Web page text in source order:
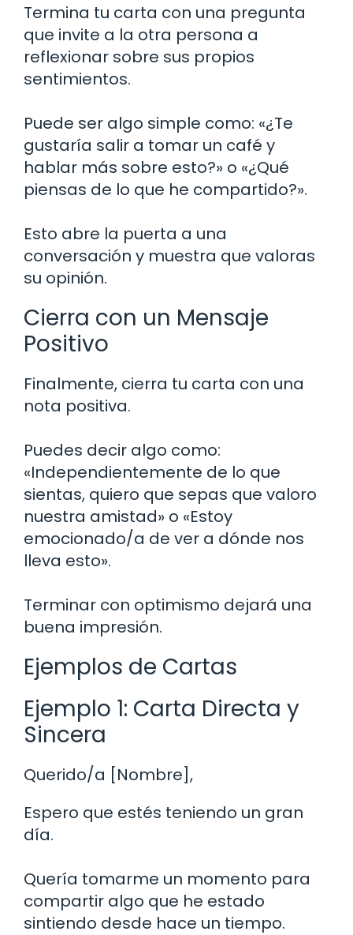
Termina tu carta con una pregunta
que invite a la otra persona a
reflexionar sobre sus propios
sentimientos.
Puede ser algo simple como: «¿Te
gustaría salir a tomar un café y
hablar más sobre esto?» o «¿Qué
piensas de lo que he compartido?».
Esto abre la puerta a una
conversación y muestra que valoras
su opinión.
Cierra con un Mensaje
Positivo
Finalmente, cierra tu carta con una
nota positiva.
Puedes decir algo como:
«Independientemente de lo que
sientas, quiero que sepas que valoro
nuestra amistad» o «Estoy
emocionado/a de ver a dónde nos
lleva esto».
Terminar con optimismo dejará una
buena impresión.
Ejemplos de Cartas
Ejemplo 1: Carta Directa y
Sincera
Querido/a [Nombre],
Espero que estés teniendo un gran
día.
Quería tomarme un momento para
compartir algo que he estado
sintiendo desde hace un tiempo.